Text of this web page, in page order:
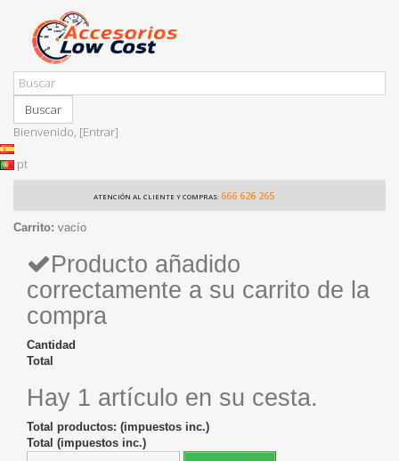
Buscar
Bienvenido, [Entrar]
pt
ATENCIÓN AL CLIENTE Y COMPRAS: 666 626 265
Carrito: vacío
Producto añadido
correctamente a su carrito de la
compra
Cantidad
Total
Hay 1 artículo en su cesta.
Total productos: (impuestos inc.)
Total (impuestos inc.)